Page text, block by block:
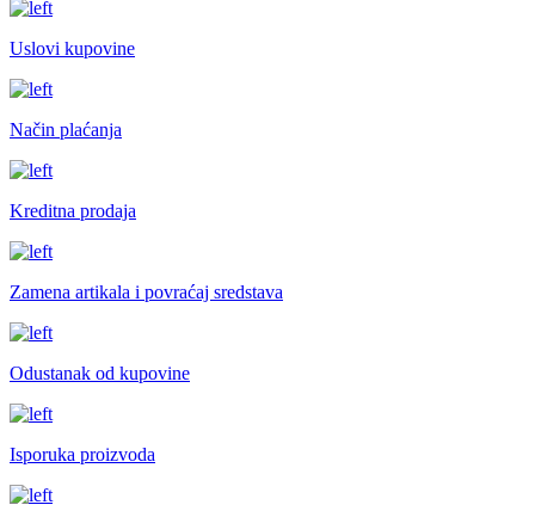
Uslovi kupovine
Način plaćanja
Kreditna prodaja
Zamena artikala i povraćaj sredstava
Odustanak od kupovine
Isporuka proizvoda